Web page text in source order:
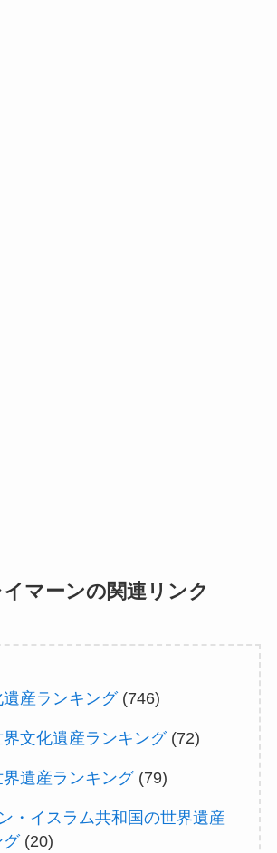
マーンの関連リンク
産ランキング(746)
文化遺産ランキング(72)
遺産ランキング(79)
・イスラム共和国の世界遺産
グ(20)